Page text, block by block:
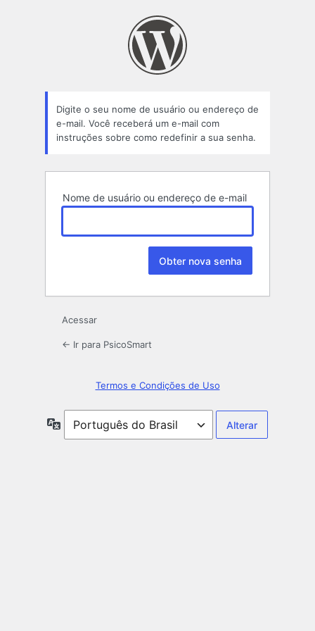
Digite o seu nome de usuário ou endereço de
e-mail. Você receberá um e-mail com
instruções sobre como redefinir a sua senha.
Nome de usuário ou endereço de e-mail
Acessar
← Ir para PsicoSmart
Termos e Condições de Uso
Idioma